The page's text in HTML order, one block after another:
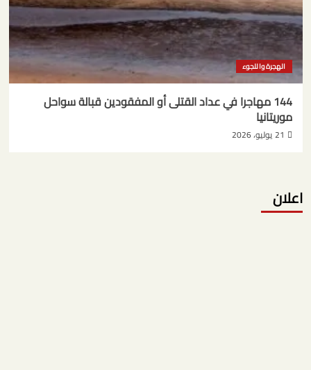
الهجرة واللجوء
144 مهاجرا في عداد القتلى أو المفقودين قبالة سواحل
موريتانيا
21 يوليو، 2026
اعلان